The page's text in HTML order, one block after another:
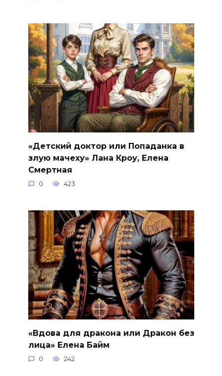
«Детский доктор или Попаданка в
злую мачеху» Лана Кроу, Елена
Смертная
0 423
«Вдова для дракона или Дракон без
лица» Елена Байм
0 242